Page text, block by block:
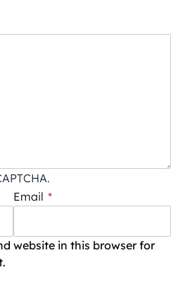
Email *
website in this browser for